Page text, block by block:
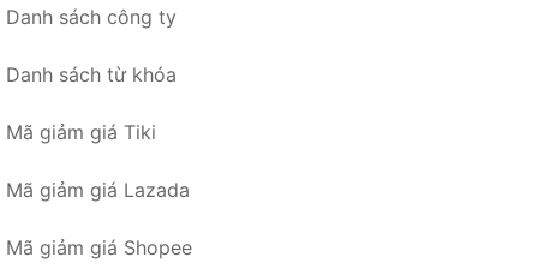
Danh sách công ty
Danh sách từ khóa
Mã giảm giá Tiki
Mã giảm giá Lazada
Mã giảm giá Shopee